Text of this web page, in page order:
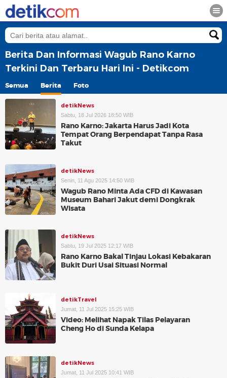
Berita Dan Informasi Wagub Rano Karno
Terkini Dan Terbaru Hari Ini - Detikcom
Semua Berita Foto
detikNews
Sabtu, 18 Jul 2026 18:50 WIB
Rano Karno: Jakarta Harus Jadi Kota
Tempat Orang Berpendapat Tanpa Rasa
Takut
detikNews
Senin, 11 Agu 2025 14:50 WIB
Wagub Rano Minta Ada CFD di Kawasan
Museum Bahari Jakut demi Dongkrak
Wisata
detikNews
Sabtu, 19 Jul 2025 12:17 WIB
Rano Karno Bakal Tinjau Lokasi Kebakaran
Bukit Duri Usai Situasi Normal
detikTravel
Jumat, 11 Jul 2025 15:25 WIB
Video: Melihat Napak Tilas Pelayaran
Cheng Ho di Sunda Kelapa
detikNews
Jumat, 11 Jul 2025 10:41 WIB